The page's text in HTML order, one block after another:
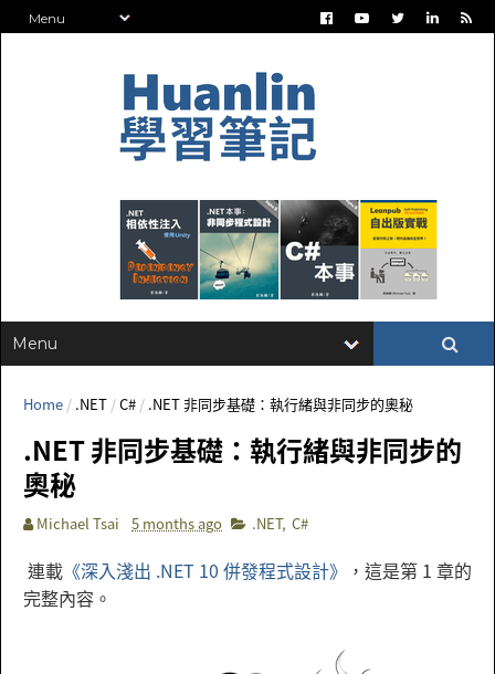
Home / .NET /C# / .NET 非同步基礎：執行緒與非同步的奧秘
.NET 非同步基礎：執行緒與非同步的
奧秘
Michael Tsai 5 months ago .NET, C#
連載 《深入淺出 .NET 10 併發程式設計》 ，這是第 1 章的
完整內容。